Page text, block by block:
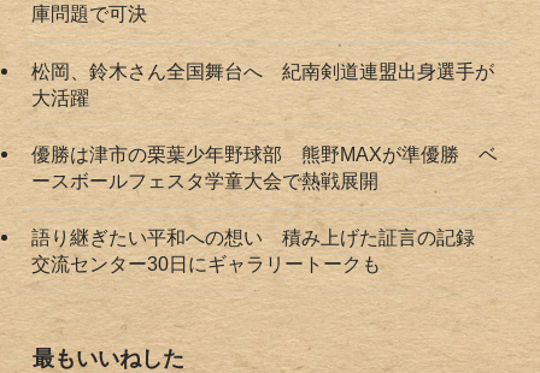
庫問題で可決
松岡、鈴木さん全国舞台へ 紀南剣道連盟出身選手が
大活躍
優勝は津市の栗葉少年野球部 熊野MAXが準優勝 ベ
ースボールフェスタ学童大会で熱戦展開
語り継ぎたい平和への想い 積み上げた証言の記録
交流センター30日にギャラリートークも
最もいいねした